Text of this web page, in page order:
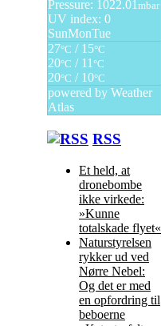
Pressure: 1022.01mbar
UV index: 0
SunMonTue
27°C / 15°C
20°C / 11°C
20°C / 10°C
powered by Weather
Atlas
RSS
Et held, at
dronebombe
ikke virkede:
»Kunne
totalskade flyet«
Naturstyrelsen
rykker ud ved
Nørre Nebel:
Og det er med
en opfordring til
beboerne